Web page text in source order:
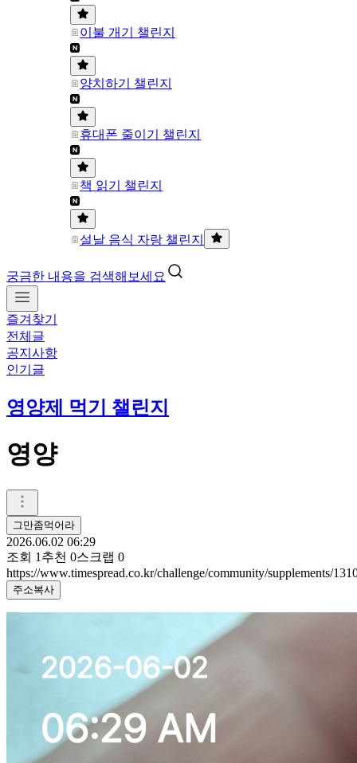
이불 개기 챌린지
양치하기 챌린지
휴대폰 줄이기 챌린지
책 읽기 챌린지
설날 음식 자랑 챌린지
궁금한 내용을 검색해보세요
즐겨찾기
전체글
공지사항
인기글
영양제 먹기 챌린지
영양
그만좀먹어라
2026.06.02 06:29
조회 1 추천 0스크랩 0
https://www.timespread.co.kr/challenge/community/supplements/
주소복사